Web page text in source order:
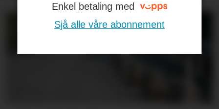
Enkel betaling med
Sjå alle våre abonnement